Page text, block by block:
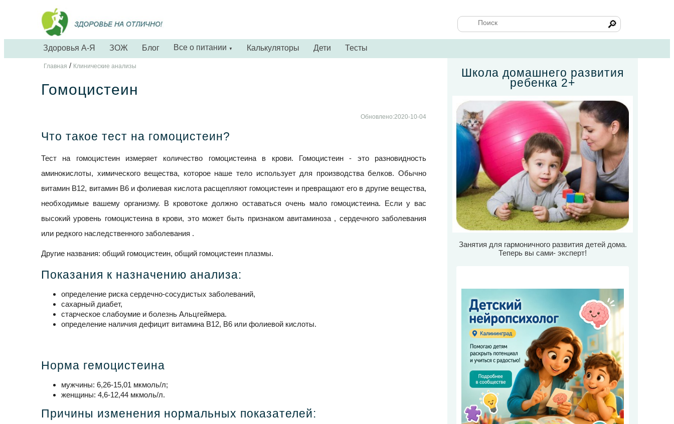
🔎
Здоровья А-Я ЗОЖ Блог Все о питании ▼ Калькуляторы Дети Тесты
Главная / Клинические анализы
Гомоцистеин
Обновлено:2020-10-04
Что такое тест на гомоцистеин?
Тест на гомоцистеин измеряет количество гомоцистеина в крови. Гомоцистеин - это разновидность
аминокислоты, химического вещества, которое наше тело использует для производства белков. Обычно
витамин B12, витамин B6 и фолиевая кислота расщепляют гомоцистеин и превращают его в другие вещества,
необходимые вашему организму. В кровотоке должно оставаться очень мало гомоцистеина. Если у вас
высокий уровень гомоцистеина в крови, это может быть признаком авитаминоза , сердечного заболевания
или редкого наследственного заболевания .
Другие названия: общий гомоцистеин, общий гомоцистеин плазмы.
Показания к назначению анализа:
определение риска сердечно-сосудистых заболеваний,
сахарный диабет,
старческое слабоумие и болезнь Альцгеймера.
определение наличия дефицит витамина B12, B6 или фолиевой кислоты.
Норма гемоцистеина
мужчины: 6,26-15,01 мкмоль/л;
женщины: 4,6-12,44 мкмоль/л.
Причины изменения нормальных показателей:
Школа домашнего развития
ребенка 2+
Занятия для гармоничного развития детей дома.
Теперь вы сами- эксперт!